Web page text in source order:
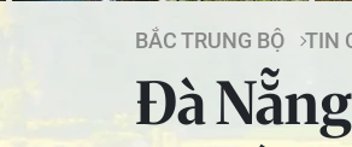
BẮC TRUNG BỘ TIN
Đà